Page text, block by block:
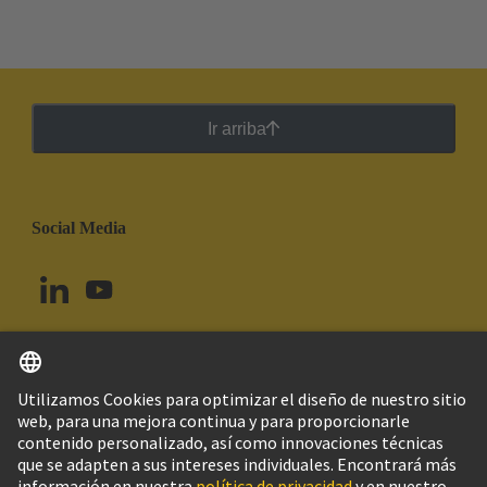
Ir arriba
Social Media
Brasil Español